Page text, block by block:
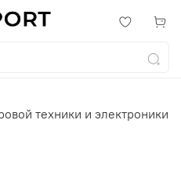
техники и электроники